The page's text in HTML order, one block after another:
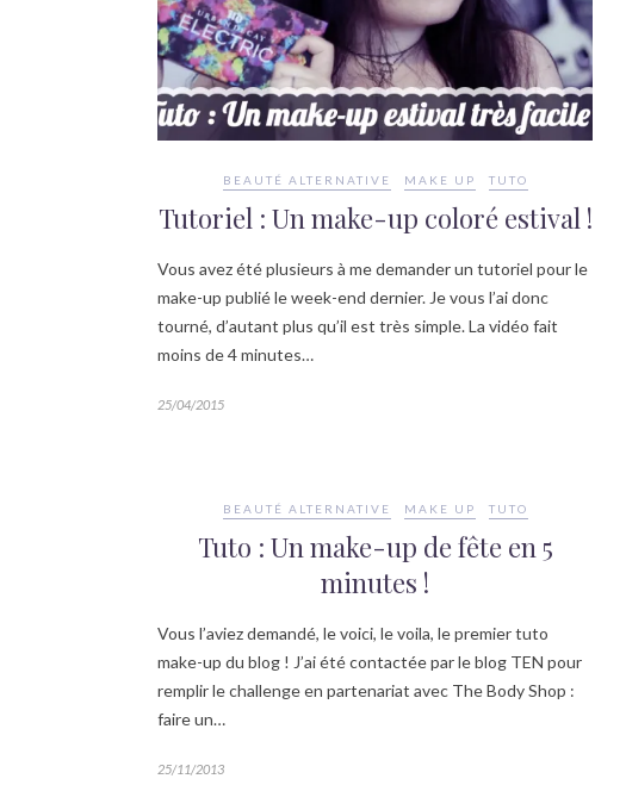
BEAUTÉ ALTERNATIVE MAKE UP TUTO
Tutoriel : Un make-up coloré estival !
Vous avez été plusieurs à me demander un tutoriel pour le
make-up publié le week-end dernier. Je vous l’ai donc
tourné, d’autant plus qu’il est très simple. La vidéo fait
moins de 4 minutes…
25/04/2015
BEAUTÉ ALTERNATIVE MAKE UP TUTO
Tuto : Un make-up de fête en 5
minutes !
Vous l’aviez demandé, le voici, le voila, le premier tuto
make-up du blog ! J’ai été contactée par le blog TEN pour
remplir le challenge en partenariat avec The Body Shop :
faire un…
25/11/2013